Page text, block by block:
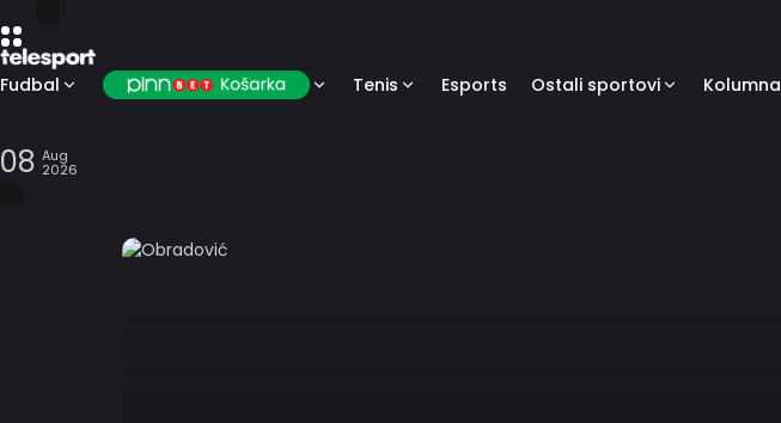
Fudbal Tenis Esports Ostali sportovi Kolumna
08 Aug
2026